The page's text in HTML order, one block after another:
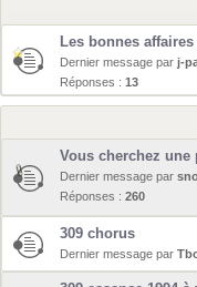
Les bonnes
Dernier message par j-
Réponses : 13
Vous cherchez une
Dernier message par
Réponses : 260
309 chorus
Dernier message par